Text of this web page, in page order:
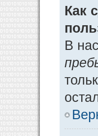
Как
В